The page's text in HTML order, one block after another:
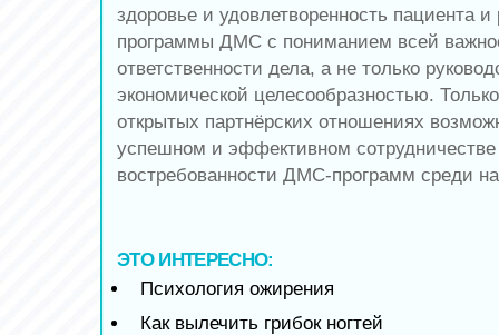
здоровье и удовлетворенность пациента
программы ДМС с пониманием всей
ответственности дела, а не только
экономической целесообразностью.
открытых партнёрских отношениях
успешном и эффективном
востребованности ДМС-программ среди
ЭТО ИНТЕРЕСНО:
Психология ожирения
Как вылечить грибок ногтей